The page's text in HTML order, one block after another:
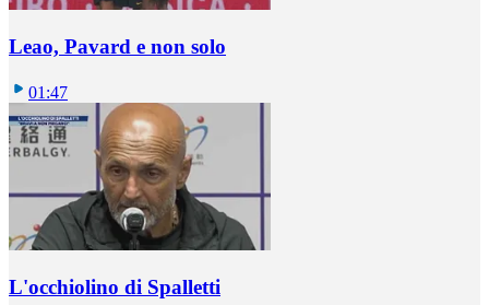
Leao, Pavard e non solo
01:47
L'occhiolino di Spalletti